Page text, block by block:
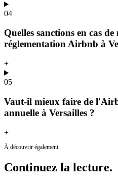
04
Quelles sanctions en cas
réglementation Airbnb à
+
05
Vaut-il mieux faire de
annuelle à Versailles ?
+
À découvrir également
Continuez la lecture.